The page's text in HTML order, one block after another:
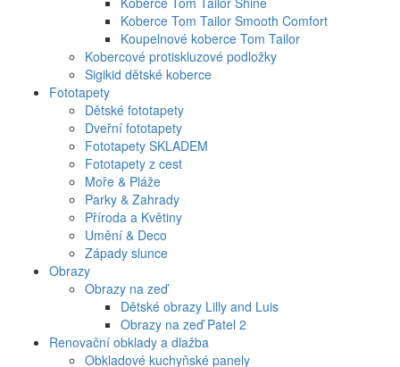
Koberce Tom Tailor Smooth Comfort
Koupelnové koberce Tom Tailor
Kobercové protiskluzové podložky
Sigikid dětské koberce
Fototapety
Dětské fototapety
Dveřní fototapety
Fototapety SKLADEM
Fototapety z cest
Moře & Pláže
Parky & Zahrady
Příroda a Květiny
Umění & Deco
Západy slunce
Obrazy
Obrazy na zeď
Dětské obrazy Lilly and Luis
Obrazy na zeď Patel 2
Renovační obklady a dlažba
Obkladové kuchyňské panely